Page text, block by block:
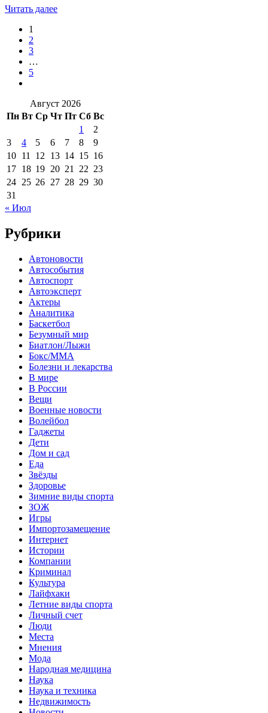
Читать далее
1
2
3
…
5
Август 2026
Пн Вт Ср Чт Пт Сб Вс
1
2
3
4 5 6 7 8
9
10 11 12 13 14 15 16
17 18 19 20 21 22 23
24 25 26 27 28 29 30
31
« Июл
Рубрики
Автоновости
Автособытия
Автоспорт
Автоэксперт
Актеры
Аналитика
Баскетбол
Безумный мир
Биатлон/Лыжи
Бокс/MMA
Болезни и лекарства
В мире
В России
Вещи
Военные новости
Волейбол
Гаджеты
Дети
Дом и сад
Еда
Звёзды
Здоровье
Зимние виды спорта
ЗОЖ
Игры
Импортозамещение
Интернет
Истории
Компании
Криминал
Культура
Лайфхаки
Летние виды спорта
Личный счет
Люди
Места
Мнения
Мода
Народная медицина
Наука
Наука и техника
Недвижимость